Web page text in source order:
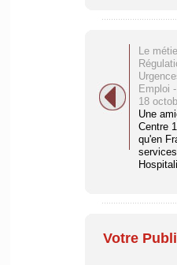
Le
Emploi
18
Une
Centre
qu'en
Votre